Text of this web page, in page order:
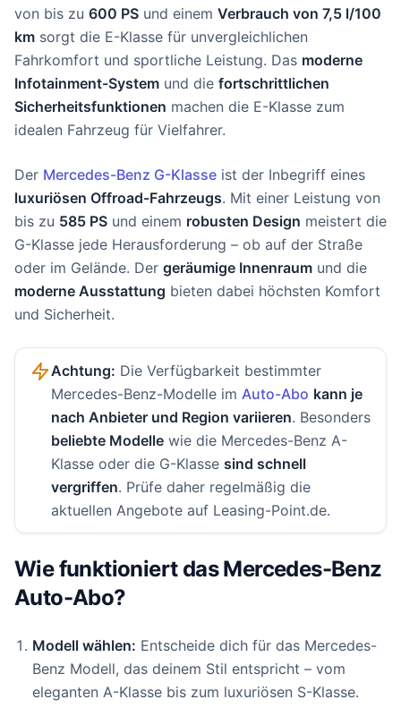
von bis zu 600 PS und einem Verbrauch von 7,5 l/100
km sorgt die E-Klasse für unvergleichlichen
Fahrkomfort und sportliche Leistung. Das moderne
Infotainment-System und die fortschrittlichen
Sicherheitsfunktionen machen die E-Klasse zum
idealen Fahrzeug für Vielfahrer.
Der Mercedes-Benz G-Klasse ist der Inbegriff eines
luxuriösen Offroad-Fahrzeugs. Mit einer Leistung von
bis zu 585 PS und einem robusten Design meistert die
G-Klasse jede Herausforderung – ob auf der Straße
oder im Gelände. Der geräumige Innenraum und die
moderne Ausstattung bieten dabei höchsten Komfort
und Sicherheit.
Achtung: Die Verfügbarkeit bestimmter
Mercedes-Benz-Modelle im Auto-Abo kann je
nach Anbieter und Region variieren. Besonders
beliebte Modelle wie die Mercedes-Benz A-
Klasse oder die G-Klasse sind schnell
vergriffen. Prüfe daher regelmäßig die
aktuellen Angebote auf Leasing-Point.de.
Wie funktioniert das Mercedes-Benz
Auto-Abo?
Modell wählen: Entscheide dich für das Mercedes-
Benz Modell, das deinem Stil entspricht – vom
eleganten A-Klasse bis zum luxuriösen S-Klasse.